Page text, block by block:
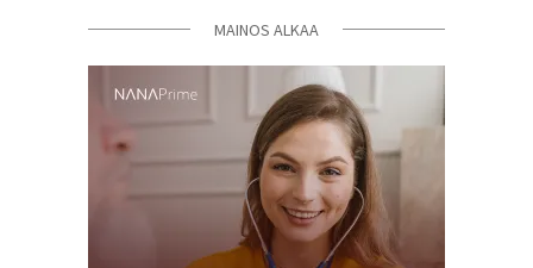
MAINOS ALKAA
MAINOS ALKAA